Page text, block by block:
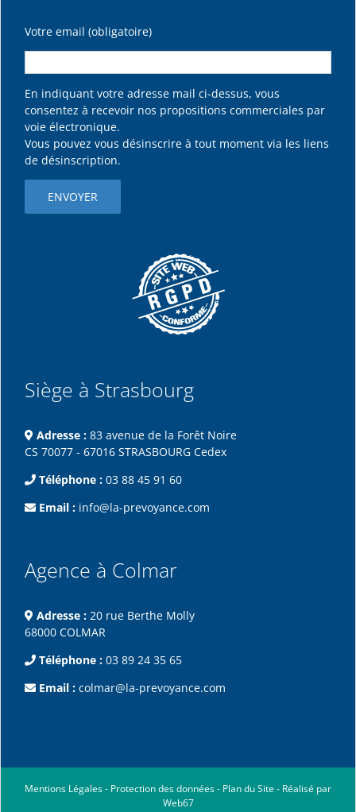
Votre email (obligatoire)
En indiquant votre adresse mail ci-dessus, vous
consentez à recevoir nos propositions commerciales par
voie électronique.
Vous pouvez vous désinscrire à tout moment via les liens
de désinscription.
Siège à Strasbourg
Adresse : 83 avenue de la Forêt Noire
CS 70077 - 67016 STRASBOURG Cedex
Téléphone : 03 88 45 91 60
Email : info@la-prevoyance.com
Agence à Colmar
Adresse : 20 rue Berthe Molly
68000 COLMAR
Téléphone : 03 89 24 35 65
Email : colmar@la-prevoyance.com
Mentions Légales- Protection des données- Plan du Site- Réalisé par
Web67